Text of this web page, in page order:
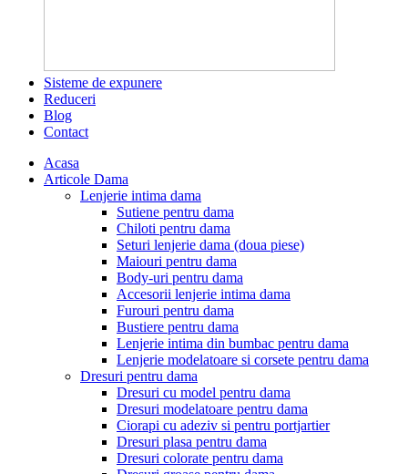
Sisteme de expunere
Reduceri
Blog
Contact
Acasa
Articole Dama
Lenjerie intima dama
Sutiene pentru dama
Chiloti pentru dama
Seturi lenjerie dama (doua piese)
Maiouri pentru dama
Body-uri pentru dama
Accesorii lenjerie intima dama
Furouri pentru dama
Bustiere pentru dama
Lenjerie intima din bumbac pentru dama
Lenjerie modelatoare si corsete pentru dama
Dresuri pentru dama
Dresuri cu model pentru dama
Dresuri modelatoare pentru dama
Ciorapi cu adeziv si pentru portjartier
Dresuri plasa pentru dama
Dresuri colorate pentru dama